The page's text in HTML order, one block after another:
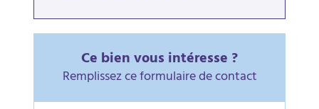
Ce bien vous intéresse ?
Remplissez ce formulaire de contact